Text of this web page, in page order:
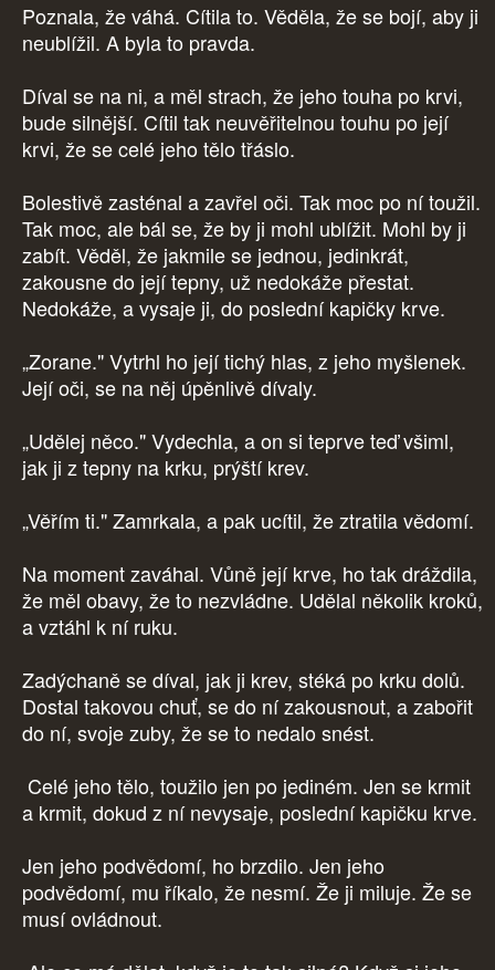
Poznala, že váhá. Cítila to. Věděla, že se bojí, aby ji
neublížil. A byla to pravda.
Díval se na ni, a měl strach, že jeho touha po krvi,
bude silnější. Cítil tak neuvěřitelnou touhu po její
krvi, že se celé jeho tělo třáslo.
Bolestivě zasténal a zavřel oči. Tak moc po ní toužil.
Tak moc, ale bál se, že by ji mohl ublížit. Mohl by ji
zabít. Věděl, že jakmile se jednou, jedinkrát,
zakousne do její tepny, už nedokáže přestat.
Nedokáže, a vysaje ji, do poslední kapičky krve.
„Zorane." Vytrhl ho její tichý hlas, z jeho myšlenek.
Její oči, se na něj úpěnlivě dívaly.
„Udělej něco." Vydechla, a on si teprve teď všiml,
jak ji z tepny na krku, prýští krev.
„Věřím ti." Zamrkala, a pak ucítil, že ztratila vědomí.
Na moment zaváhal. Vůně její krve, ho tak dráždila,
že měl obavy, že to nezvládne. Udělal několik kroků,
a vztáhl k ní ruku.
Zadýchaně se díval, jak ji krev, stéká po krku dolů.
Dostal takovou chuť, se do ní zakousnout, a zabořit
do ní, svoje zuby, že se to nedalo snést.
Celé jeho tělo, toužilo jen po jediném. Jen se krmit
a krmit, dokud z ní nevysaje, poslední kapičku krve.
Jen jeho podvědomí, ho brzdilo. Jen jeho
podvědomí, mu říkalo, že nesmí. Že ji miluje. Že se
musí ovládnout.